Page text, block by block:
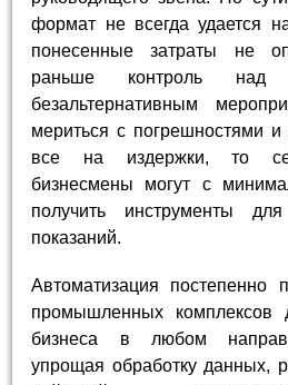
формат не всегда удается
понесенные затраты не
раньше контроль над
безальтернативным
мериться с погрешностями
все на издержки, то
бизнесмены могут с
получить инструменты
показаний.
Автоматизация
промышленных комплексов
бизнеса в любом
упрощая обработку данных,